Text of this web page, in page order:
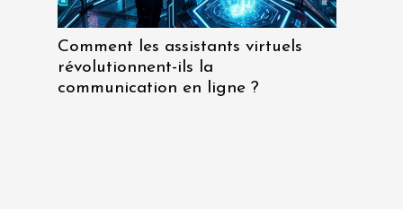
Comment les assistants virtuels
révolutionnent-ils la
communication en ligne ?